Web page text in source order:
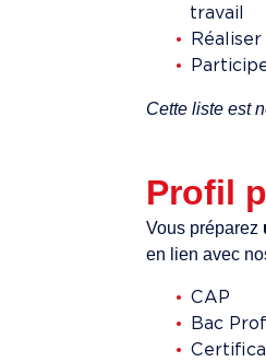
travail
Cette liste est
Profil
Vous préparez
en lien avec